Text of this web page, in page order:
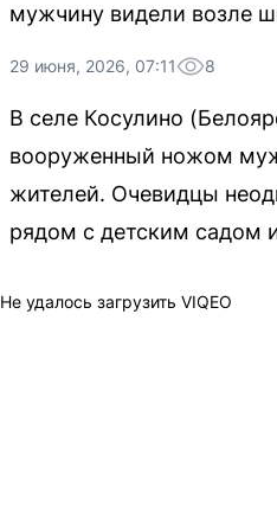
мужчину видели возле
29 июня, 2026, 07:11 8
В селе Косулино
вооруженный ножом
жителей. Очевидцы
рядом с детским садом
Не удалось загрузить VIQEO